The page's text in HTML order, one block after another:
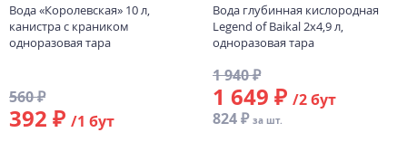
Вода «Королевская» 10 л,
канистра с краником
одноразовая тара
560 ₽
392 ₽ /1 бут
Вода глубинная кислородная
Legend of Baikal 2х4,9 л,
одноразовая тара
1 940 ₽
1 649 ₽ /2 бут
824 ₽ за шт.